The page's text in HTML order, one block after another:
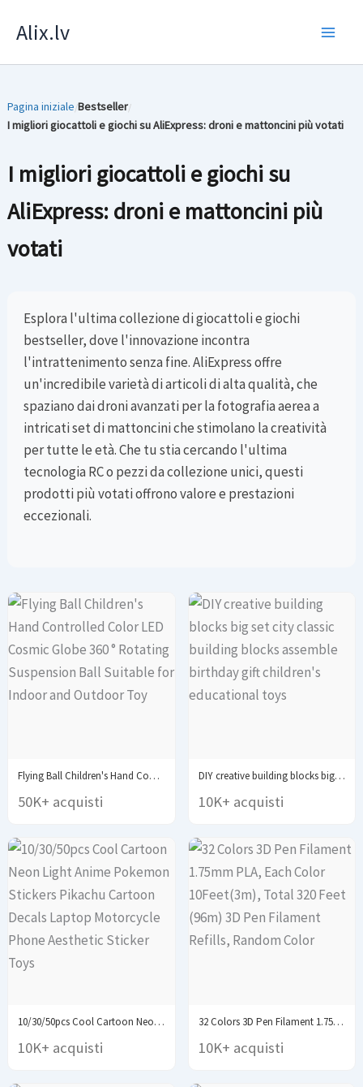
Alix.lv
Pagina iniziale/Bestseller/
I migliori giocattoli e giochi su AliExpress: droni e mattoncini più votati
I migliori giocattoli e giochi su
AliExpress: droni e mattoncini più
votati
Esplora l'ultima collezione di giocattoli e giochi
bestseller, dove l'innovazione incontra
l'intrattenimento senza fine. AliExpress offre
un'incredibile varietà di articoli di alta qualità, che
spaziano dai droni avanzati per la fotografia aerea a
intricati set di mattoncini che stimolano la creatività
per tutte le età. Che tu stia cercando l'ultima
tecnologia RC o pezzi da collezione unici, questi
prodotti più votati offrono valore e prestazioni
eccezionali.
Flying Ball Children's Hand Controlled Color LED Cosmic...
50K+ acquisti
DIY creative building blocks big set city classic...
10K+ acquisti
10/30/50pcs Cool Cartoon Neon Light Anime Pokemon Stickers...
10K+ acquisti
32 Colors 3D Pen Filament 1.75mm PLA, Each...
10K+ acquisti